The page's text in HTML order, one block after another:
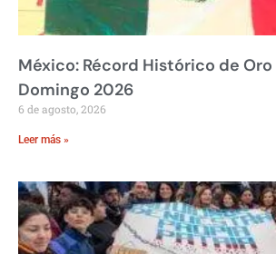
México: Récord Histórico de Oro
Domingo 2026
6 de agosto, 2026
Leer más »